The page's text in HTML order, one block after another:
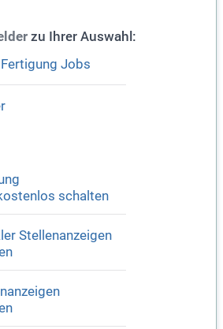
zu Ihrer Auswahl:
Jobs
schalten
Stellenanzeigen